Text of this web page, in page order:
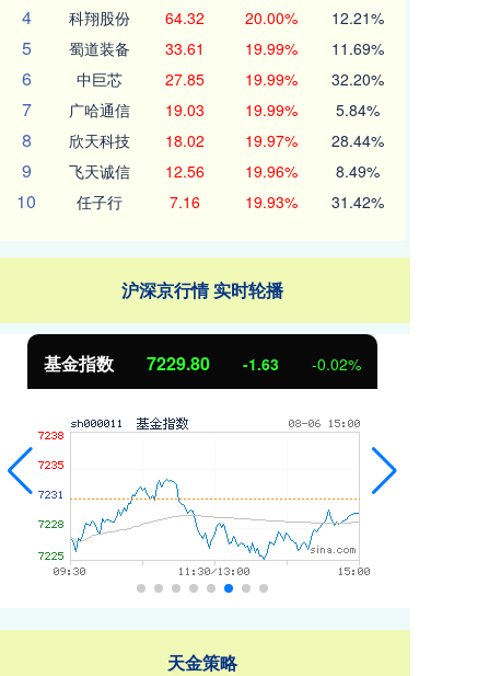
4 科翔股份 64.32 20.00% 12.21%
5 蜀道装备 33.61 19.99% 11.69%
6 中巨芯 27.85 19.99% 32.20%
7 广哈通信 19.03 19.99% 5.84%
8 欣天科技 18.02 19.97% 28.44%
9 飞天诚信 12.56 19.96% 8.49%
10 任子行 7.16 19.93% 31.42%
沪深京行情 实时轮播
基金指数 7229.80 -1.63 -0.02%
天金策略